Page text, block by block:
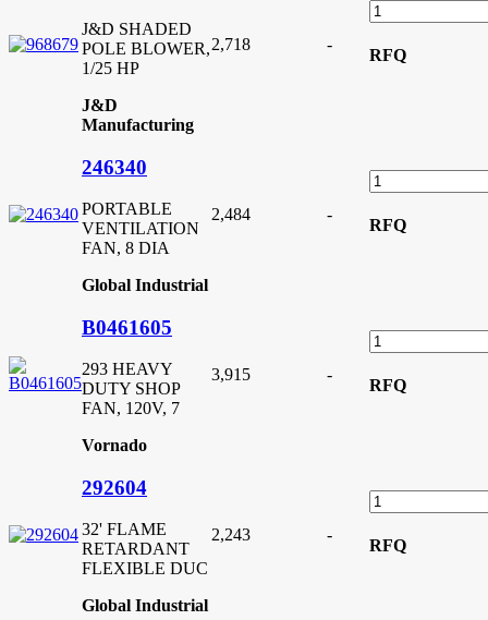
J&D SHADED
POLE BLOWER,
1/25 HP
J&D
Manufacturing
2,718 -
RFQ
246340
PORTABLE
VENTILATION
FAN, 8 DIA
Global Industrial
2,484 -
RFQ
B0461605
293 HEAVY
DUTY SHOP
FAN, 120V, 7
Vornado
3,915 -
RFQ
292604
32' FLAME
RETARDANT
FLEXIBLE DUC
Global Industrial
2,243 -
RFQ